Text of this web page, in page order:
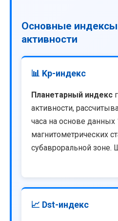
Основные индексы
активности
📊 Kp-индекс
Планетарный индекс
активности,
часа на основе данных
магнитометрических
субавроральной зоне.
📈 Dst-индекс